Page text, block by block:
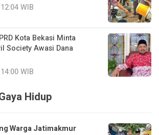
WIB
Kota Bekasi Minta
Society Awasi Dana
WIB
Hidup
Warga Jatimakmur